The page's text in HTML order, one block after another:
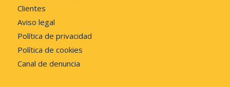
Clientes
Aviso legal
Política de privacidad
Política de cookies
Canal de denuncia